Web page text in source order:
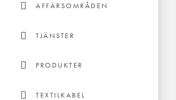
AFFÄRSOMRÅDEN
TJÄNSTER
PRODUKTER
TEXTILKABEL